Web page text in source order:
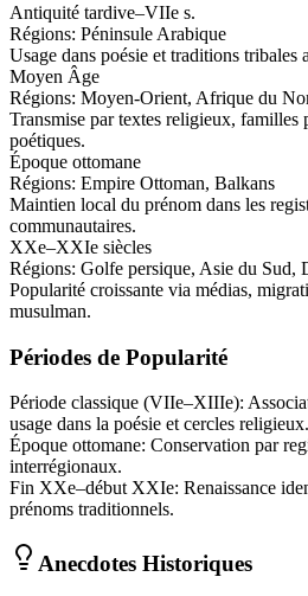
Antiquité tardive–VIIe s.
Régions: Péninsule Arabique
Usage dans poésie et traditions tribales
Moyen Âge
Régions: Moyen-Orient, Afrique du
Transmise par textes religieux, familles
poétiques.
Époque ottomane
Régions: Empire Ottoman, Balkans
Maintien local du prénom dans les
communautaires.
XXe–XXIe siècles
Régions: Golfe persique, Asie du Sud,
Popularité croissante via médias,
musulman.
Périodes de Popularité
Période classique (VIIe–XIIIe):
usage dans la poésie et cercles religieux.
Époque ottomane: Conservation par
interrégionaux.
Fin XXe–début XXIe: Renaissance
prénoms traditionnels.
Anecdotes Historiques